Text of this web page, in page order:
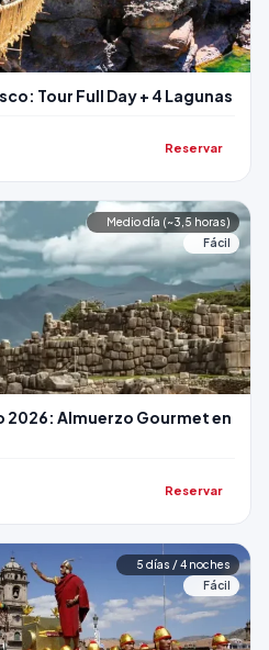
Tour Full Day + 4 Lagunas
Reservar
Medio día (~3,5 horas)
Fácil
2026: Almuerzo Gourmet en
Reservar
5 días / 4 noches
Fácil